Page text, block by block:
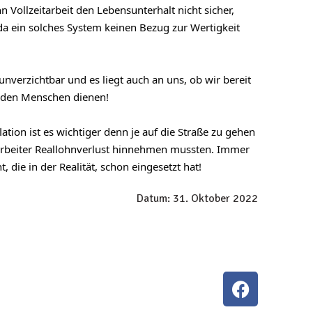
Vollzeitarbeit den Lebensunterhalt nicht sicher,
ein solches System keinen Bezug zur Wertigkeit
und es liegt auch an uns, ob wir bereit
Menschen dienen!
ist es wichtiger denn je auf die Straße zu gehen
Reallohnverlust hinnehmen mussten. Immer
in der Realität, schon eingesetzt hat!
Datum: 31. Oktober 2022